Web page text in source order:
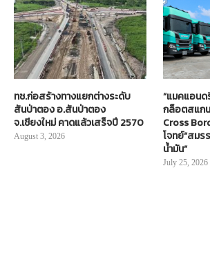
ทช.ก่อสร้างทางแยกต่างระดับ
สันป่าตอง อ.สันป่าตอง
จ.เชียงใหม่ คาดแล้วเสร็จปี 2570
August 3, 2026
“แมคแอน
กล็อตสแก
Cross
โจทย์“สม
น้ำมัน”
July 25, 2026